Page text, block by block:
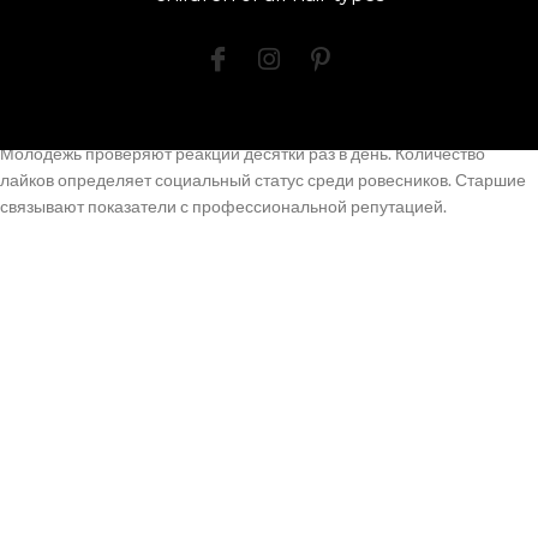
пространстве. Алгоритмы сервисов создают неравные условия
распространения материала, что 1xbet увеличивает чувство
Молодёжь проверяют реакции десятки раз в день. Количество
лайков определяет социальный статус среди ровесников. Старшие
связывают показатели с профессиональной репутацией.